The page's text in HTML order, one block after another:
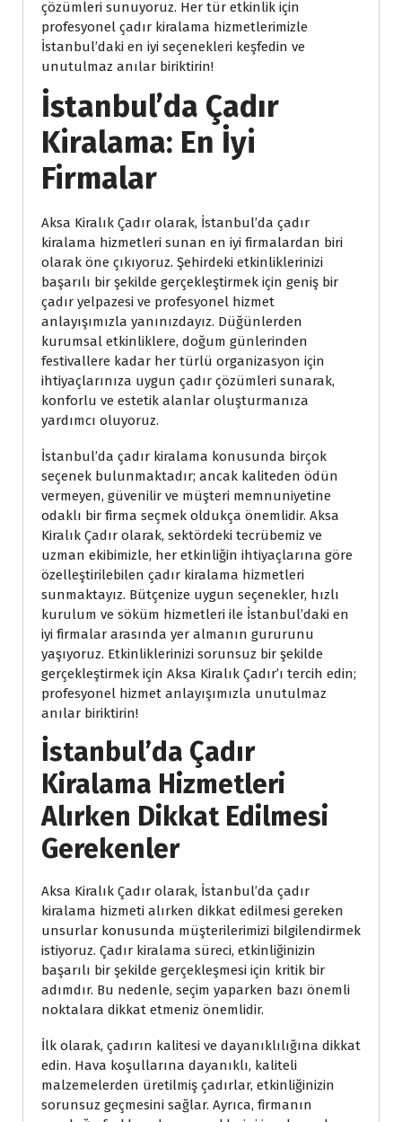
çözümleri sunuyoruz. Her tür etkinlik için
profesyonel çadır kiralama hizmetlerimizle
İstanbul’daki en iyi seçenekleri keşfedin ve
unutulmaz anılar biriktirin!
İstanbul’da Çadır
Kiralama: En İyi
Firmalar
Aksa Kiralık Çadır olarak, İstanbul’da çadır
kiralama hizmetleri sunan en iyi firmalardan biri
olarak öne çıkıyoruz. Şehirdeki etkinliklerinizi
başarılı bir şekilde gerçekleştirmek için geniş bir
çadır yelpazesi ve profesyonel hizmet
anlayışımızla yanınızdayız. Düğünlerden
kurumsal etkinliklere, doğum günlerinden
festivallere kadar her türlü organizasyon için
ihtiyaçlarınıza uygun çadır çözümleri sunarak,
konforlu ve estetik alanlar oluşturmanıza
yardımcı oluyoruz.
İstanbul’da çadır kiralama konusunda birçok
seçenek bulunmaktadır; ancak kaliteden ödün
vermeyen, güvenilir ve müşteri memnuniyetine
odaklı bir firma seçmek oldukça önemlidir. Aksa
Kiralık Çadır olarak, sektördeki tecrübemiz ve
uzman ekibimizle, her etkinliğin ihtiyaçlarına göre
özelleştirilebilen çadır kiralama hizmetleri
sunmaktayız. Bütçenize uygun seçenekler, hızlı
kurulum ve söküm hizmetleri ile İstanbul’daki en
iyi firmalar arasında yer almanın gururunu
yaşıyoruz. Etkinliklerinizi sorunsuz bir şekilde
gerçekleştirmek için Aksa Kiralık Çadır’ı tercih edin;
profesyonel hizmet anlayışımızla unutulmaz
anılar biriktirin!
İstanbul’da Çadır
Kiralama Hizmetleri
Alırken Dikkat Edilmesi
Gerekenler
Aksa Kiralık Çadır olarak, İstanbul’da çadır
kiralama hizmeti alırken dikkat edilmesi gereken
unsurlar konusunda müşterilerimizi bilgilendirmek
istiyoruz. Çadır kiralama süreci, etkinliğinizin
başarılı bir şekilde gerçekleşmesi için kritik bir
adımdır. Bu nedenle, seçim yaparken bazı önemli
noktalara dikkat etmeniz önemlidir.
İlk olarak, çadırın kalitesi ve dayanıklılığına dikkat
edin. Hava koşullarına dayanıklı, kaliteli
malzemelerden üretilmiş çadırlar, etkinliğinizin
sorunsuz geçmesini sağlar. Ayrıca, firmanın